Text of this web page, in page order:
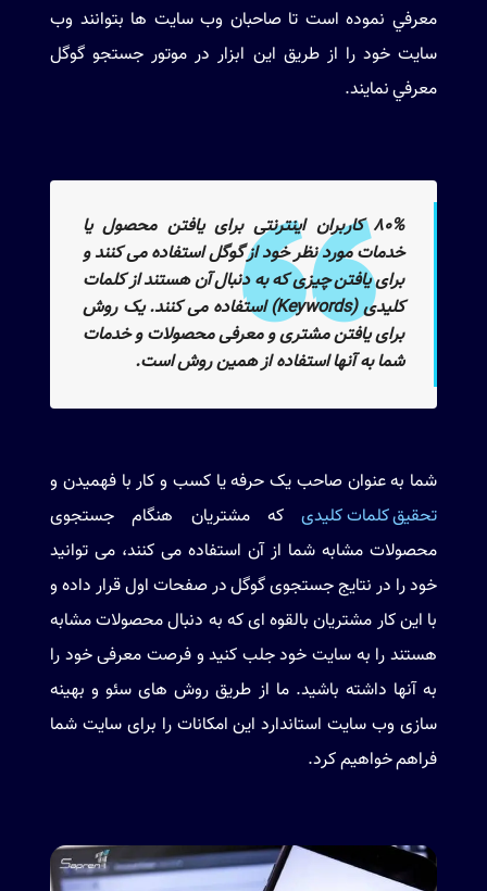
معرفي نموده است تا صاحبان وب سايت ها بتوانند وب
سايت خود را از طريق اين ابزار در موتور جستجو گوگل
معرفي نمايند.
۸۰% کاربران اینترنتی برای یافتن محصول یا
خدمات مورد نظر خود از گوگل استفاده می کنند و
برای یافتن چیزی که به دنبال آن هستند از کلمات
کلیدی (Keywords) استفاده می کنند. یک روش
برای یافتن مشتری و معرفی محصولات و خدمات
شما به آنها استفاده از همین روش است.
شما به عنوان صاحب یک حرفه یا کسب و کار با فهمیدن و
تحقیق کلمات کلیدی که مشتریان هنگام جستجوی
محصولات مشابه شما از آن استفاده می کنند، می توانید
خود را در نتایج جستجوی گوگل در صفحات اول قرار داده و
با این کار مشتریان بالقوه ای که به دنبال محصولات مشابه
هستند را به سایت خود جلب کنید و فرصت معرفی خود را
به آنها داشته باشید. ما از طریق روش های سئو و بهینه
سازی وب سایت استاندارد این امکانات را برای سایت شما
فراهم خواهیم کرد.